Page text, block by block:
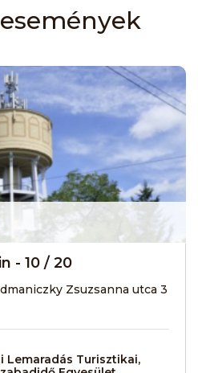
- 10 / 20
Zsuzsanna utca 3
Lemaradás Turisztikai,